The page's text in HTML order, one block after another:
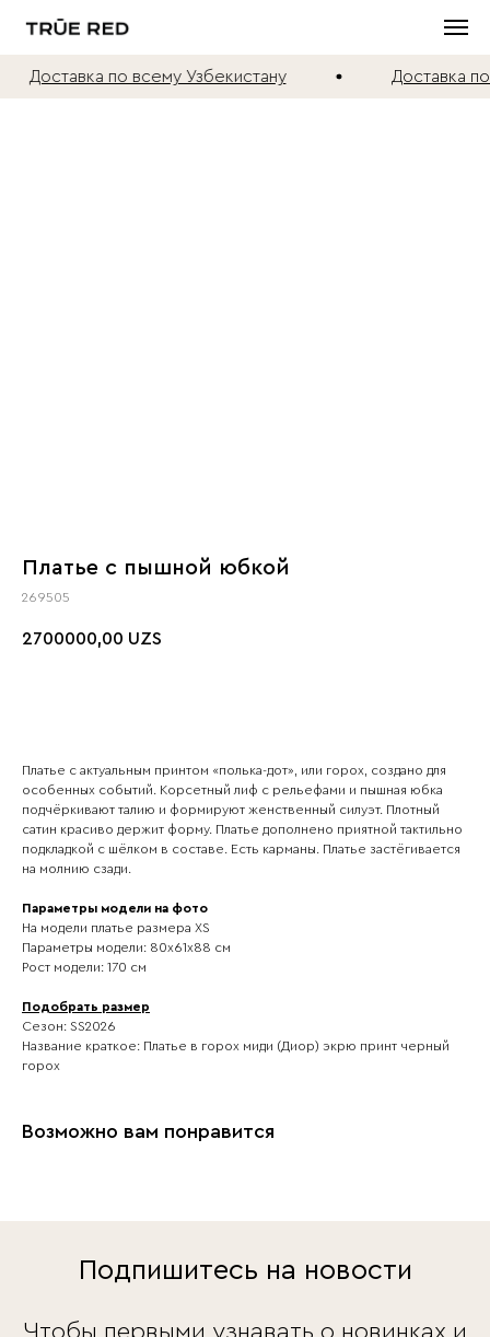
Доставка по всему Узбекистану Доставка
Платье с пышной юбкой
269505
2700000,00 UZS
Платье с актуальным принтом «полька-дот», или горох, создано для
особенных событий. Корсетный лиф с рельефами и пышная юбка
подчёркивают талию и формируют женственный силуэт. Плотный
сатин красиво держит форму. Платье дополнено приятной тактильно
подкладкой с шёлком в составе. Есть карманы. Платье застёгивается
на молнию сзади.
Параметры модели на фото
На модели платье размера ХS
Параметры модели: 80х61х88 см
Рост модели: 170 см
Подобрать размер
Сезон: SS2026
Название краткое: Платье в горох миди (Диор) экрю принт черный
горох
Возможно вам понравится
Подпишитесь на новости
Чтобы первыми узнавать о новинках и